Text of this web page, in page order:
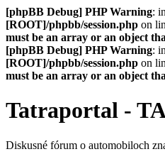
[phpBB Debug] PHP Warning:
[ROOT]/phpbb/session.php on
must be an array or an object
[phpBB Debug] PHP Warning:
[ROOT]/phpbb/session.php on
must be an array or an object
Tatraportal -
Diskusné fórum o automobiloch